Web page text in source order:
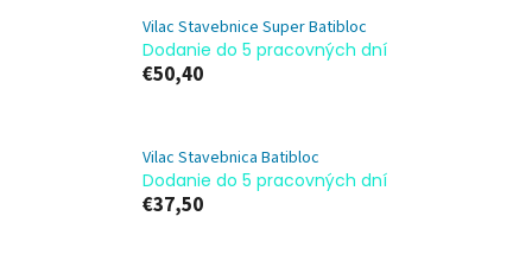
Vilac Stavebnice Super Batibloc
Dodanie do 5 pracovných dní
€50,40
Vilac Stavebnica Batibloc
Dodanie do 5 pracovných dní
€37,50